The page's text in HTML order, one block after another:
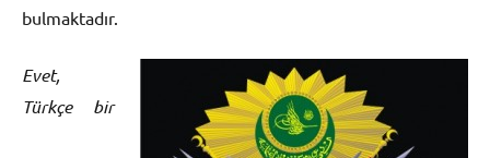
bulmaktadır.
Evet,
Türkçe bir